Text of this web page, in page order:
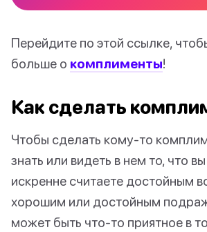
Перейдите по этой ссылке,
больше о комплименты!
Как сделать
Чтобы сделать кому-то
знать или видеть в нем то, что
искренне считаете достойным
хорошим или достойным
может быть что-то приятное в